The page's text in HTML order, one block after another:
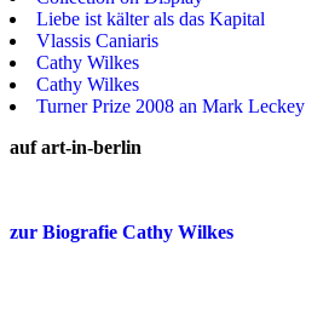
Liebe ist kälter als das Kapital
Vlassis Caniaris
Cathy Wilkes
Cathy Wilkes
Turner Prize 2008 an Mark Leckey
auf art-in-berlin
zur Biografie Cathy Wilkes